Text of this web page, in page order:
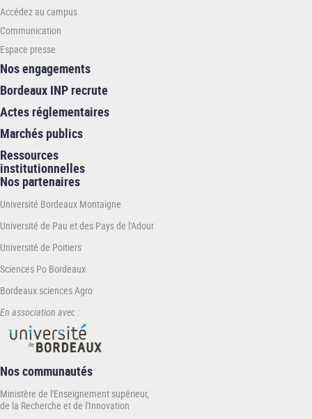
Accédez au campus
Communication
Espace presse
Nos engagements
Bordeaux INP recrute
Actes réglementaires
Marchés publics
Ressources
institutionnelles
Nos partenaires
Université Bordeaux Montaigne
Université de Pau et des Pays de l'Adour
Université de Poitiers
Sciences Po Bordeaux
Bordeaux sciences Agro
En association avec :
Nos communautés
Ministère de l'Enseignement supérieur,
de la Recherche et de l'Innovation